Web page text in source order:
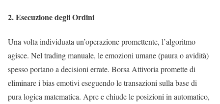
2. Esecuzione degli Ordini
Una volta individuata un’operazione promettente, l’algoritmo
agisce. Nel trading manuale, le emozioni umane (paura o avidità)
spesso portano a decisioni errate. Borsa Attivoria promette di
eliminare i bias emotivi eseguendo le transazioni sulla base di
pura logica matematica. Apre e chiude le posizioni in automatico,